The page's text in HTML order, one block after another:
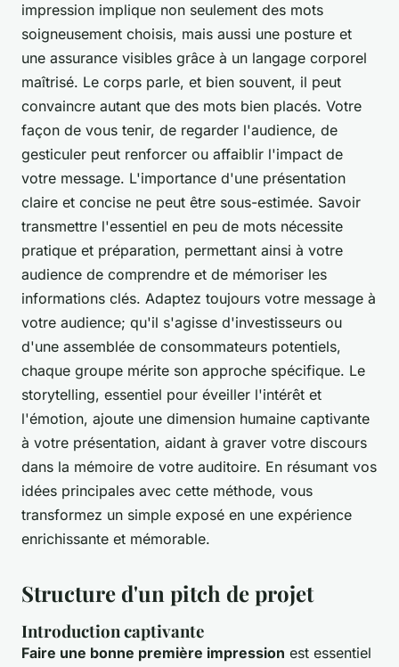
impression implique non seulement des mots
soigneusement choisis, mais aussi une posture et
une assurance visibles grâce à un langage corporel
maîtrisé. Le corps parle, et bien souvent, il peut
convaincre autant que des mots bien placés. Votre
façon de vous tenir, de regarder l'audience, de
gesticuler peut renforcer ou affaiblir l'impact de
votre message. L'importance d'une présentation
claire et concise ne peut être sous-estimée. Savoir
transmettre l'essentiel en peu de mots nécessite
pratique et préparation, permettant ainsi à votre
audience de comprendre et de mémoriser les
informations clés. Adaptez toujours votre message à
votre audience; qu'il s'agisse d'investisseurs ou
d'une assemblée de consommateurs potentiels,
chaque groupe mérite son approche spécifique. Le
storytelling, essentiel pour éveiller l'intérêt et
l'émotion, ajoute une dimension humaine captivante
à votre présentation, aidant à graver votre discours
dans la mémoire de votre auditoire. En résumant vos
idées principales avec cette méthode, vous
transformez un simple exposé en une expérience
enrichissante et mémorable.
Structure d'un pitch de projet
Introduction captivante
Faire une bonne première impression est essentiel